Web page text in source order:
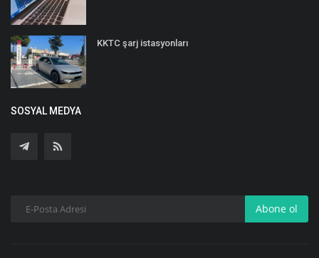
KKTC şarj istasyonları
SOSYAL MEDYA
Abone ol